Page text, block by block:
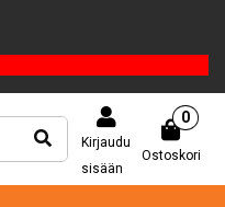
Kirjaudu
sisään
Ostoskori
0